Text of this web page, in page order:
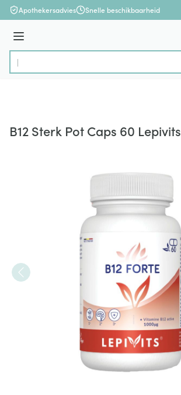
Ga naar de inhoud
Apothekersadvies Snelle beschikbaarheid
Menu
Product, merk, categorie...
B12 Sterk Pot Caps 60 Lepivits